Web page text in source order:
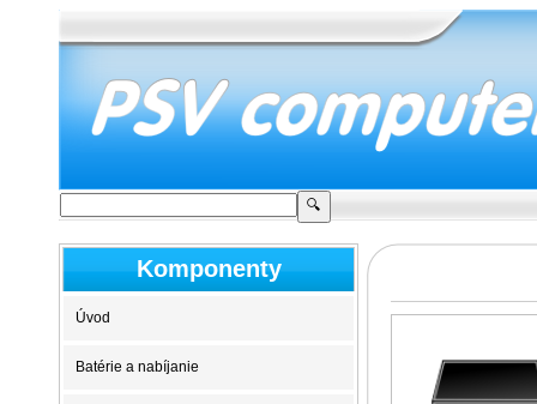
Komponenty
Úvod
Batérie a nabíjanie